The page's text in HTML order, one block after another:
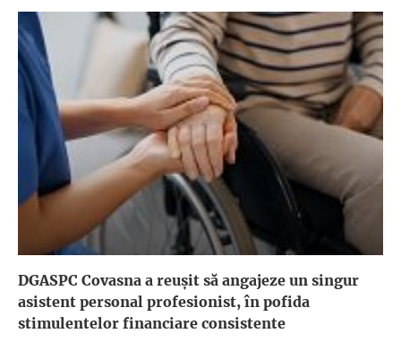
DGASPC Covasna a reuşit să angajeze un singur
asistent personal profesionist, în pofida
stimulentelor financiare consistente